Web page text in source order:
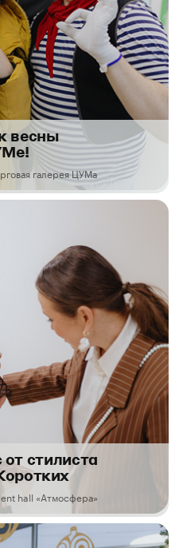
весны
галерея ЦУМа
стилиста
hall «Атмосфера»